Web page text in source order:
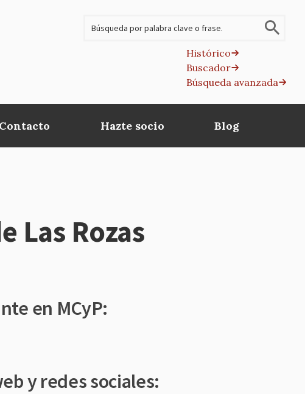
Histórico
Buscador
Búsqueda avanzada
Contacto Hazte socio Blog
Las Rozas
en MCyP:
y redes sociales: